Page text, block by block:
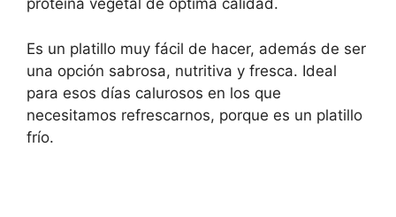
proteína vegetal de óptima calidad.
Es un platillo muy fácil de hacer, además de ser
una opción sabrosa, nutritiva y fresca. Ideal
para esos días calurosos en los que
necesitamos refrescarnos, porque es un platillo
frío.